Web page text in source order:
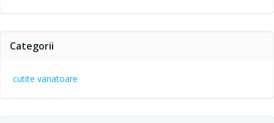
Categorii
cutite vanatoare